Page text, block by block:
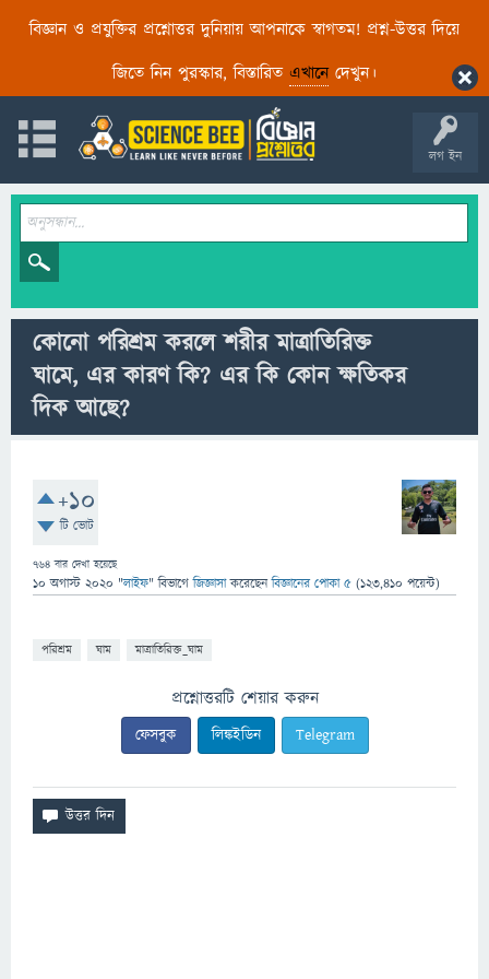
বিজ্ঞান ও প্রযুক্তির প্রশ্নোত্তর দুনিয়ায় আপনাকে স্বাগতম! প্রশ্ন-উত্তর দিয়ে
জিতে নিন পুরস্কার, বিস্তারিত এখানেদেখুন।
লগ ইন
কোনো পরিশ্রম করলে শরীর মাত্রাতিরিক্ত
ঘামে, এর কারণ কি? এর কি কোন ক্ষতিকর
দিক আছে?
+10
টি ভোট
764 বার দেখা হয়েছে
10 অগাস্ট 2020 "লাইফ" বিভাগে জিজ্ঞাসাকরেছেনবিজ্ঞানের পোকা ৫ (123,410 পয়েন্ট)
পরিশ্রম ঘাম মাত্রাতিরিক্ত_ঘাম
প্রশ্নোত্তরটি শেয়ার করুন
ফেসবুক লিঙ্কইডিন Telegram